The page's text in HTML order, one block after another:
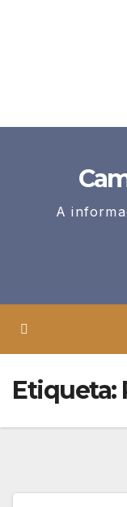
A
Etiqueta: